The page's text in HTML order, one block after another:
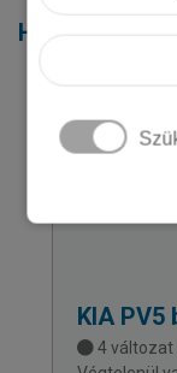
Hasonló
KIA PV5
4 változat